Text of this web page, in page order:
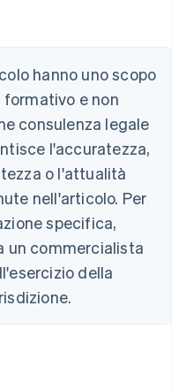
hanno uno scopo
e non
consulenza legale
l'accuratezza,
o l'attualità
nell'articolo. Per
specifica,
un commercialista
della